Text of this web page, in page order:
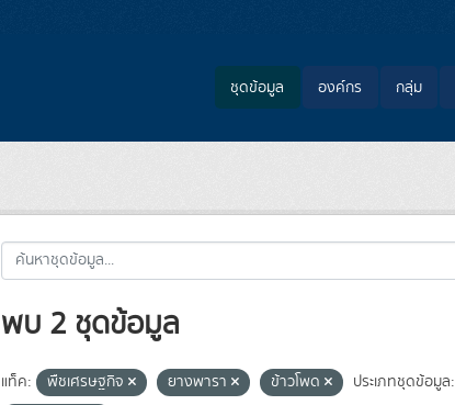
ชุดข้อมูล องค์กร กลุ่ม
พบ 2 ชุดข้อมูล
แท็ค: พืชเศรษฐกิจ ยางพารา ข้าวโพด
ประเภทชุดข้อมูล: